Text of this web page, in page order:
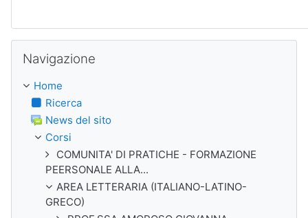
Navigazione
Home
Ricerca
News del sito
Corsi
COMUNITA' DI PRATICHE - FORMAZIONE
PEERSONALE ALLA...
AREA LETTERARIA (ITALIANO-LATINO-
GRECO)